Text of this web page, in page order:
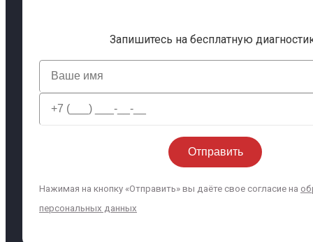
Запишитесь на бесплатную
Нажимая на кнопку «Отправить» вы даёте свое согласие на
персональных данных